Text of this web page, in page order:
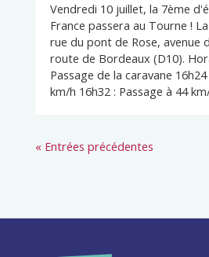
Vendredi 10 juillet, la 7ème
France passera au Tourne !
rue du pont de Rose, avenue
route de Bordeaux (D10).
Passage de la caravane
km/h 16h32 : Passage à 44
« Entrées précédentes